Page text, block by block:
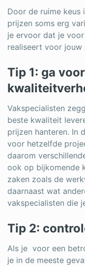
Door de ruime keus
prijzen soms erg
je ervoor dat je
realiseert voor jouw
Tip 1: ga
Vakspecialisten
beste kwaliteit
prijzen hanteren. In
voor hetzelfde
daarom
ook op bijkomende
zaken zoals de
daarnaast wat
vakspecialisten die
Tip 2:
Als je voor een
je in de meeste